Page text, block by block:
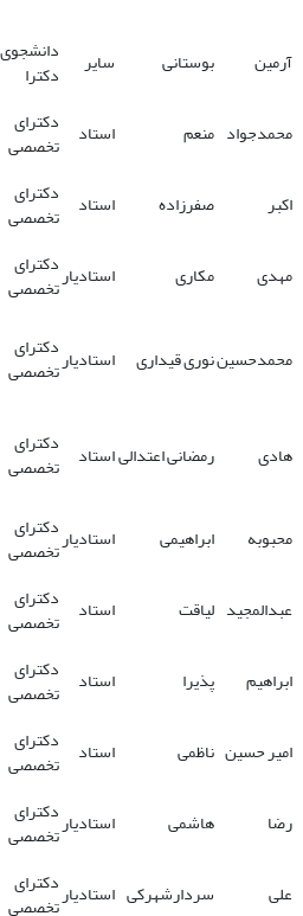
آرمین
بوستانی سایر دانشجوی
دکترا
محمدجواد منعم استاد دکترای
تخصصی
اکبر
صفرزاده استاد دکترای
تخصصی
مهدی
مکاری استادیاردکترای
تخصصی
محمدحسیننوری قیداری استادیاردکترای
تخصصی
هادی رمضانی اعتدالیاستاد دکترای
تخصصی
محبوبه
ابراهیمی استادیاردکترای
تخصصی
عبدالمجید لیاقت استاد دکترای
تخصصی
ابراهیم
پذیرا استاد دکترای
تخصصی
امیر حسین ناظمی استاد دکترای
تخصصی
رضا هاشمی استادیاردکترای
تخصصی
علی
سردارشهرکی استادیاردکترای
تخصصی